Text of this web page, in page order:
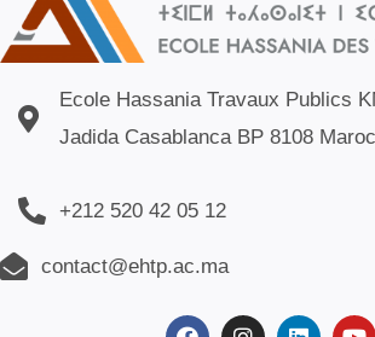
Ecole Hassania Travaux Publics
Jadida Casablanca BP 8108 Maroc
+212 520 42 05 12
contact@ehtp.ac.ma